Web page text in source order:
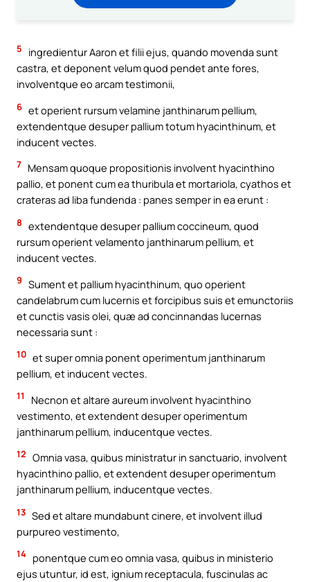
5
ingredientur Aaron et filii ejus, quando movenda sunt
castra, et deponent velum quod pendet ante fores,
involventque eo arcam testimonii,
6 et operient rursum velamine janthinarum pellium,
extendentque desuper pallium totum hyacinthinum, et
inducent vectes.
7 Mensam quoque propositionis involvent hyacinthino
pallio, et ponent cum ea thuribula et mortariola, cyathos et
crateras ad liba fundenda : panes semper in ea erunt :
8 extendentque desuper pallium coccineum, quod
rursum operient velamento janthinarum pellium, et
inducent vectes.
9 Sument et pallium hyacinthinum, quo operient
candelabrum cum lucernis et forcipibus suis et emunctoriis
et cunctis vasis olei, quæ ad concinnandas lucernas
necessaria sunt :
10 et super omnia ponent operimentum janthinarum
pellium, et inducent vectes.
11
Necnon et altare aureum involvent hyacinthino
vestimento, et extendent desuper operimentum
janthinarum pellium, inducentque vectes.
12 Omnia vasa, quibus ministratur in sanctuario, involvent
hyacinthino pallio, et extendent desuper operimentum
janthinarum pellium, inducentque vectes.
13 Sed et altare mundabunt cinere, et involvent illud
purpureo vestimento,
14 ponentque cum eo omnia vasa, quibus in ministerio
ejus utuntur, id est, ignium receptacula, fuscinulas ac